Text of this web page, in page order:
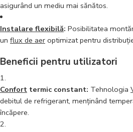
asigurând un mediu mai sănătos.
Instalare flexibilă: Posibilitatea
un flux de aer optimizat pentru
Beneficii pentru utilizatori
Confort termic constant: Tehnologia
debitul de refrigerant, menținând
încăpere.